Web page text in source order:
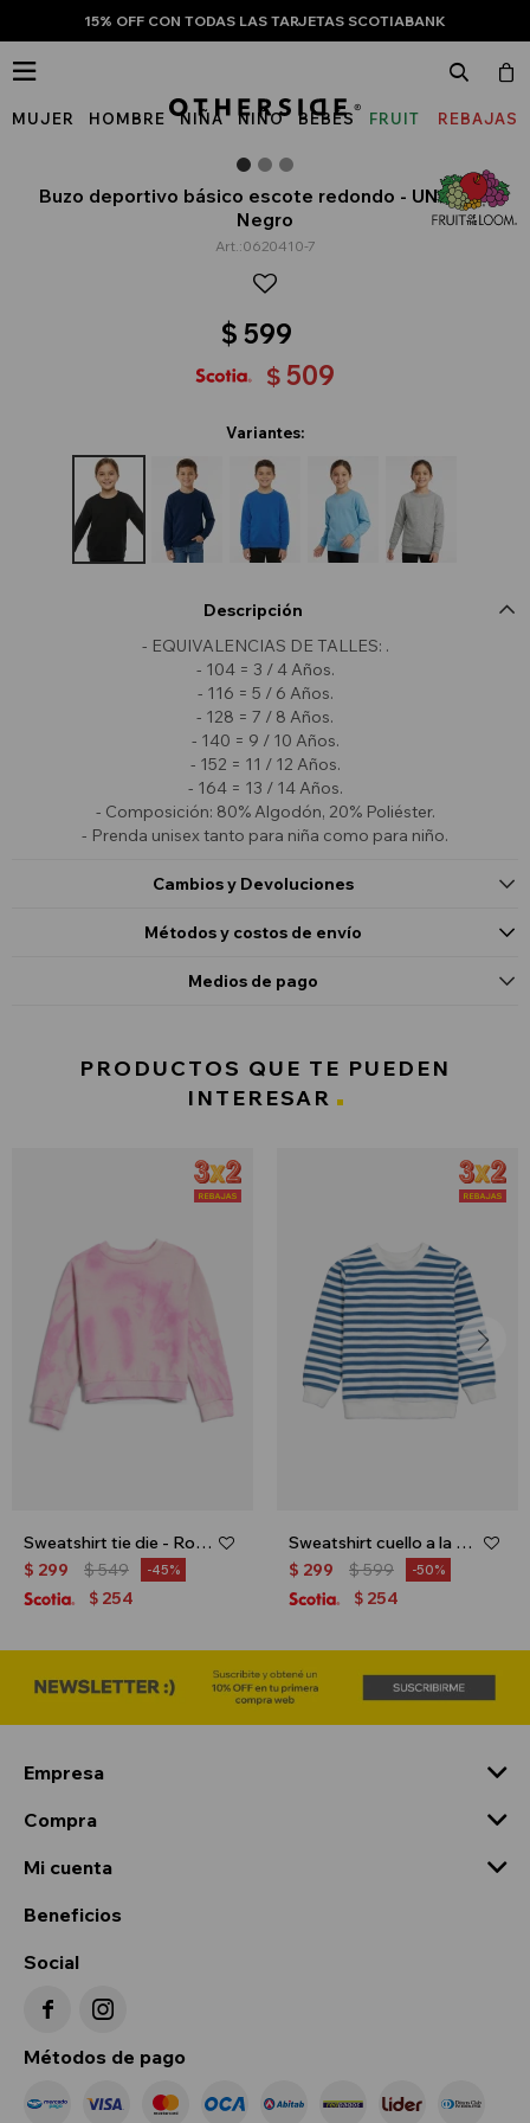
15% OFF CON TODAS LAS TARJETAS SCOTIABANK
MUJER HOMBRE NIÑA NIÑO BEBÉS
FRUIT
THE
REBAJAS

Buzo deportivo básico escote redondo - UNISEX -
Negro
0620410-7
$ 599
$ 509
Variantes:
Descripción
- EQUIVALENCIAS DE TALLES: .
- 104 = 3 / 4 Años.
- 116 = 5 / 6 Años.
- 128 = 7 / 8 Años.
- 140 = 9 / 10 Años.
- 152 = 11 / 12 Años.
- 164 = 13 / 14 Años.
- Composición: 80% Algodón, 20% Poliéster.
- Prenda unisex tanto para niña como para niño.
Cambios y Devoluciones
Métodos y costos de envío
Medios de pago
PRODUCTOS QUE TE PUEDEN
INTERESAR
Sweatshirt tie die - Rosado
$ 299 $549 45
$ 254
Sweatshirt cuello a la base - Azul
$ 299 $599 50
$ 254
Empresa
Compra
Mi cuenta
Beneficios
Social
 
Métodos de pago